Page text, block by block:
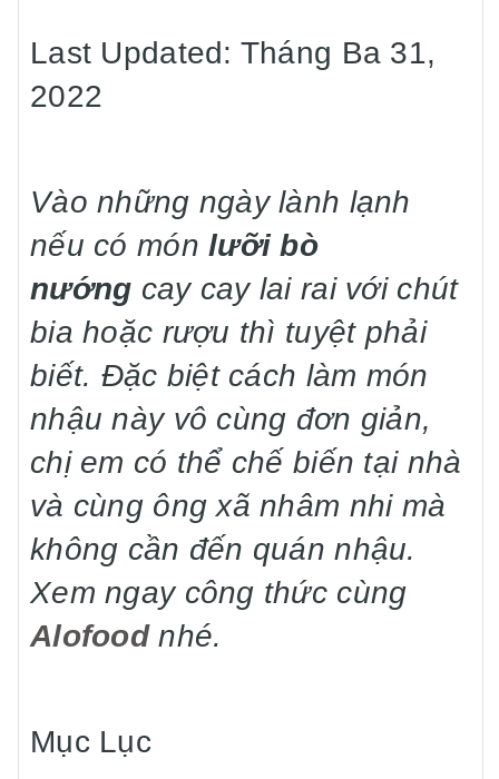
Last Updated: Tháng Ba 31,
2022
Vào những ngày lành lạnh
nếu có mónlưỡi bò
nướng cay cay lai rai với chút
bia hoặc rượu thì tuyệt phải
biết. Đặc biệt cách làm món
nhậu này vô cùng đơn giản,
chị em có thể chế biến tại nhà
và cùng ông xã nhâm nhi mà
không cần đến quán nhậu.
Xem ngay công thức cùng
Alofoodnhé.
Mục Lục